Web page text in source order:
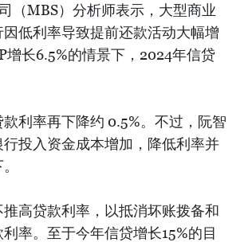
（MBS）分析师表示，大型商业
低利率导致提前还款活动大幅增
增长6.5%的情景下，2024年信贷
利率再下降约 0.5%。不过，阮智
投入资金成本增加，降低利率并
高贷款利率，以抵消坏账拨备和
率。至于今年信贷增长15%的目